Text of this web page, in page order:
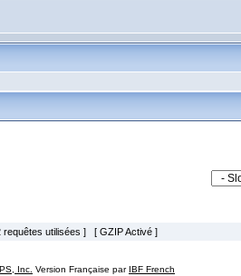
utilisées ] [ GZIP Activé ]
Inc. Version Française par IBF French